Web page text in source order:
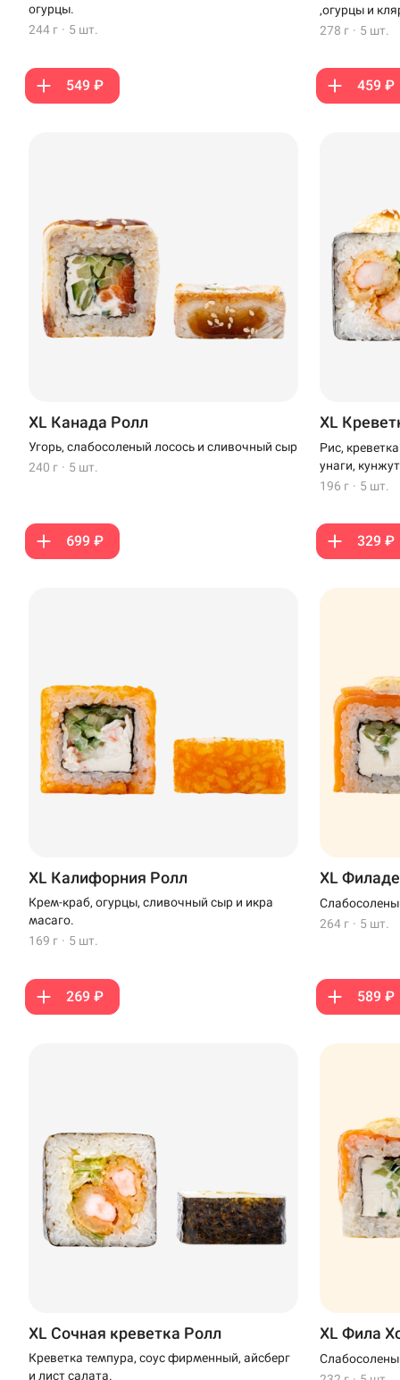
огурцы.
244 г · 5 шт.
549 ₽
,огурцы и
278 г · 5 шт.
459 ₽
XL Канада Ролл
Угорь, слабосоленый лосось и сливочный сыр
240 г · 5 шт.
699 ₽
XL
Рис,
унаги,
196 г · 5 шт.
329 ₽
XL Калифорния Ролл
Крем-краб, огурцы, сливочный сыр и икра
масаго.
169 г · 5 шт.
269 ₽
XL
264 г · 5 шт.
589 ₽
XL Сочная креветка Ролл
Креветка темпура, соус фирменный, айсберг
и лист салата.
XL Фила
Доставка
Выбрать ресторан